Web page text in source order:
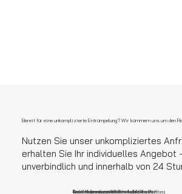
Bereit für eine unkomplizierte Entrümpelung? Wir kümmern uns um den
Nutzen Sie unser unkompliziertes
erhalten Sie Ihr individuelles Angebot
unverbindlich und innerhalb von 24
Direkt zu Ihrem persönlichen Angebot
Antwort garantiert innerhalb von 24 Stunden
In nur 1 Minute ausgefüllt – einfach und schnel
Kostenlos und unverbindlich – ohne Verpflichtung